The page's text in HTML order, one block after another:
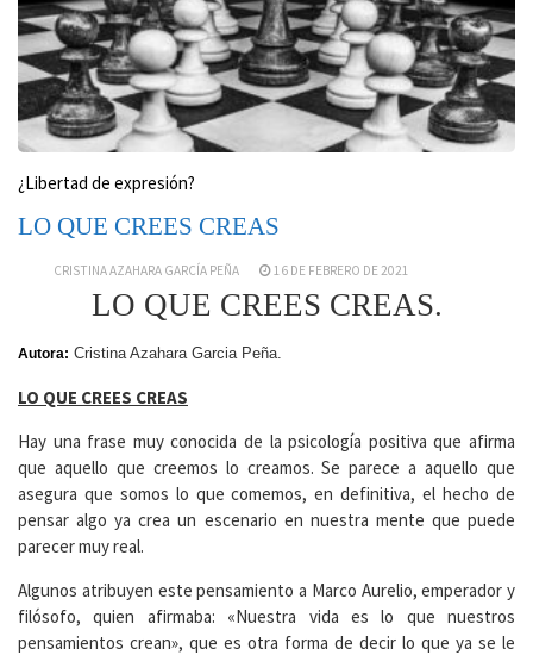
¿Libertad de expresión?
LO QUE CREES CREAS
CRISTINA AZAHARA GARCÍA PEÑA 16 DE FEBRERO DE 2021
LO QUE CREES CREAS.
Autora: Cristina Azahara Garcia Peña.
LO QUE CREES CREAS
Hay una frase muy conocida de la psicología positiva que afirma
que aquello que creemos lo creamos. Se parece a aquello que
asegura que somos lo que comemos, en definitiva, el hecho de
pensar algo ya crea un escenario en nuestra mente que puede
parecer muy real.
Algunos atribuyen este pensamiento a Marco Aurelio, emperador y
filósofo, quien afirmaba: «Nuestra vida es lo que nuestros
pensamientos crean», que es otra forma de decir lo que ya se le